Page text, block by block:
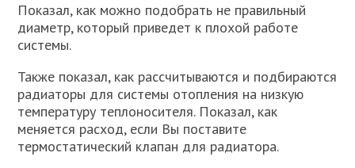
Показал, как можно подобрать не правильный
диаметр, который приведет к плохой работе
системы.
Также показал, как рассчитываются и подбираются
радиаторы для системы отопления на низкую
температуру теплоносителя. Показал, как
меняется расход, если Вы поставите
термостатический клапан для радиатора.